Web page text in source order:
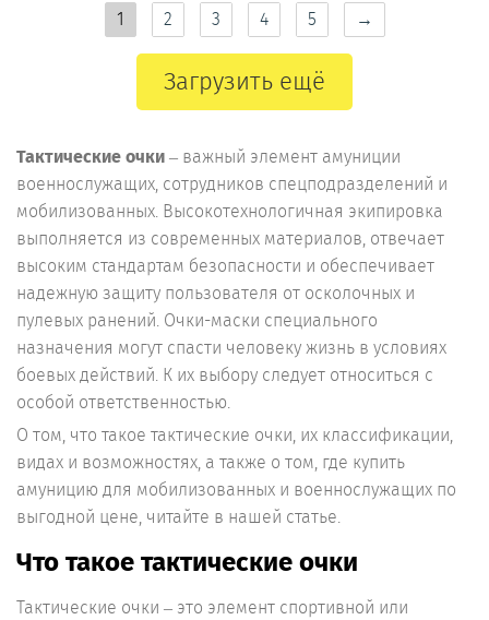
1 2 3 4 5 →
Загрузить ещё
Тактические очки – важный элемент амуниции
военнослужащих, сотрудников спецподразделений и
мобилизованных. Высокотехнологичная экипировка
выполняется из современных материалов, отвечает
высоким стандартам безопасности и обеспечивает
надежную защиту пользователя от осколочных и
пулевых ранений. Очки-маски специального
назначения могут спасти человеку жизнь в условиях
боевых действий. К их выбору следует относиться с
особой ответственностью.
О том, что такое тактические очки, их классификации,
видах и возможностях, а также о том, где купить
амуницию для мобилизованных и военнослужащих по
выгодной цене, читайте в нашей статье.
Что такое тактические очки
Тактические очки – это элемент спортивной или